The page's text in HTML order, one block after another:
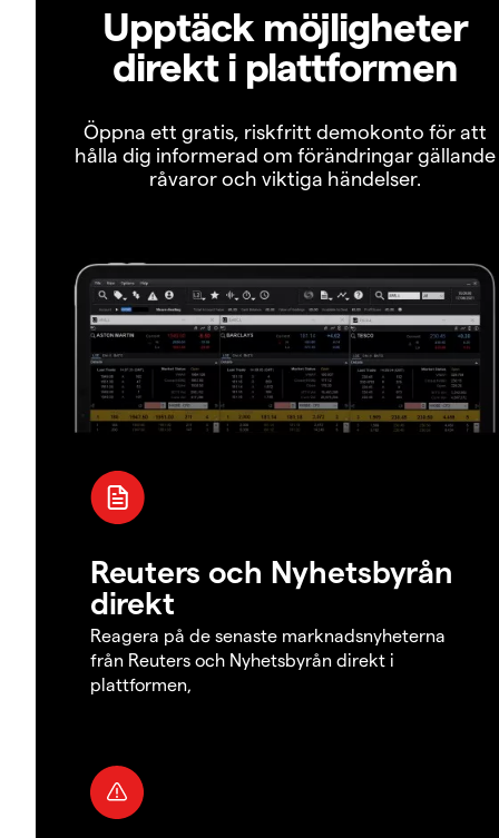
Upptäck möjligheter
direkt i plattformen
Öppna ett gratis, riskfritt demokonto för att
hålla dig informerad om förändringar gällande
råvaror och viktiga händelser.
Reuters och Nyhetsbyrån
direkt
Reagera på de senaste marknadsnyheterna
från Reuters och Nyhetsbyrån direkt i
plattformen,